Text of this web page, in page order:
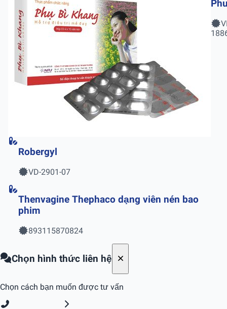
Robergyl
VD-2901-07
Thenvagine Thephaco dạng viên nén bao
phim
893115870824
Chọn hình thức liên hệ
Chọn cách bạn muốn được tư vấn